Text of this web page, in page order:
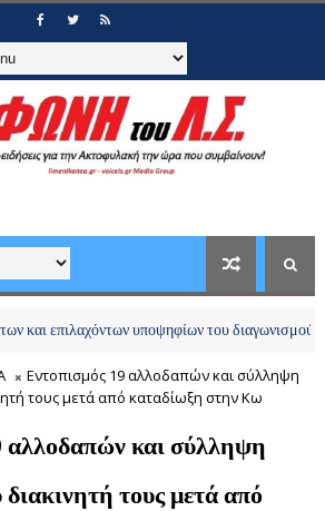
υποψηφίων του διαγωνισμού
Εντοπισμός 19 αλλοδαπών και σύλληψη
τους μετά από καταδίωξη στην Κω
αλλοδαπών και σύλληψη
τους μετά από